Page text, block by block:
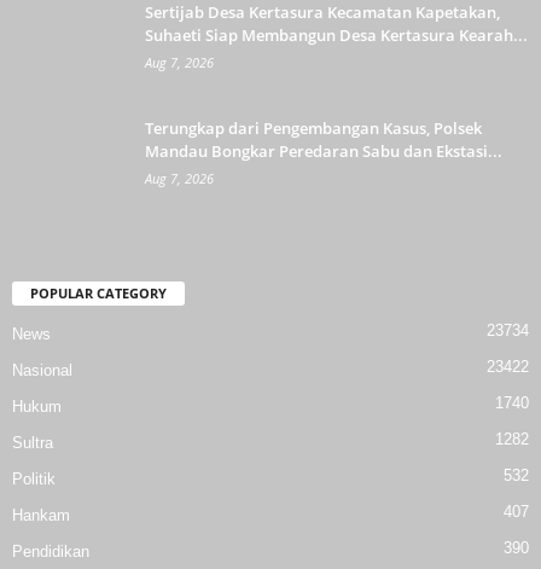
Sertijab Desa Kertasura Kecamatan Kapetakan,
Suhaeti Siap Membangun Desa Kertasura Kearah...
Aug 7, 2026
Terungkap dari Pengembangan Kasus, Polsek
Mandau Bongkar Peredaran Sabu dan Ekstasi...
Aug 7, 2026
POPULAR CATEGORY
News 23734
Nasional 23422
Hukum 1740
Sultra 1282
Politik 532
Hankam 407
Pendidikan 390